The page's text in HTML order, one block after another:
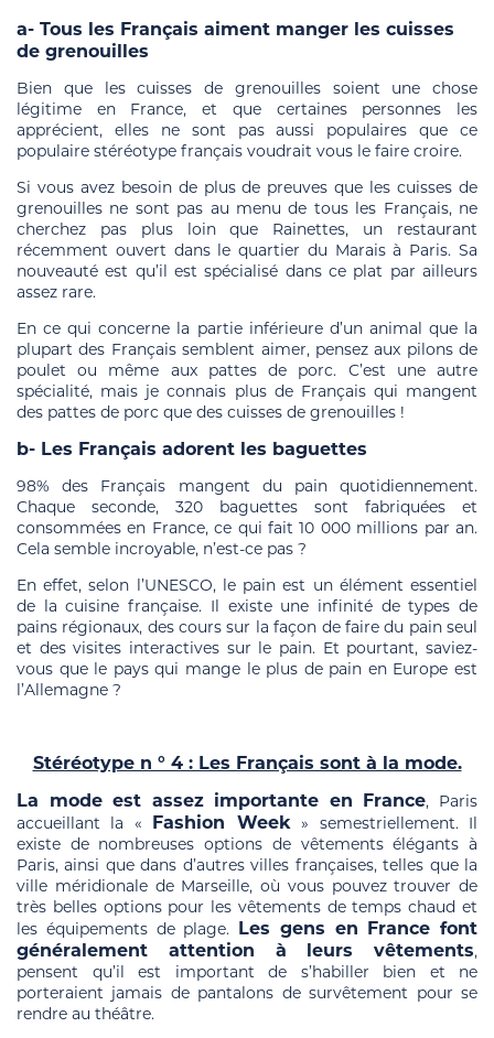
a- Tous les Français aiment manger les cuisses
de grenouilles
Bien que les cuisses de grenouilles soient une chose
légitime en France, et que certaines personnes les
apprécient, elles ne sont pas aussi populaires que ce
populaire stéréotype français voudrait vous le faire croire.
Si vous avez besoin de plus de preuves que les cuisses de
grenouilles ne sont pas au menu de tous les Français, ne
cherchez pas plus loin que Rainettes, un restaurant
récemment ouvert dans le quartier du Marais à Paris. Sa
nouveauté est qu’il est spécialisé dans ce plat par ailleurs
assez rare.
En ce qui concerne la partie inférieure d’un animal que la
plupart des Français semblent aimer, pensez aux pilons de
poulet ou même aux pattes de porc. C’est une autre
spécialité, mais je connais plus de Français qui mangent
des pattes de porc que des cuisses de grenouilles !
b- Les Français adorent les baguettes
98% des Français mangent du pain quotidiennement.
Chaque seconde, 320 baguettes sont fabriquées et
consommées en France, ce qui fait 10 000 millions par an.
Cela semble incroyable, n’est-ce pas ?
En effet, selon l’UNESCO, le pain est un élément essentiel
de la cuisine française. Il existe une infinité de types de
pains régionaux, des cours sur la façon de faire du pain seul
et des visites interactives sur le pain. Et pourtant, saviez-
vous que le pays qui mange le plus de pain en Europe est
l’Allemagne ?
Stéréotype n ° 4 : Les Français sont à la mode.
La mode est assez importante en France, Paris
accueillant la « Fashion Week» semestriellement. Il
existe de nombreuses options de vêtements élégants à
Paris, ainsi que dans d’autres villes françaises, telles que la
ville méridionale de Marseille, où vous pouvez trouver de
très belles options pour les vêtements de temps chaud et
les équipements de plage. Les gens en France font
généralement attention à leurs vêtements,
pensent qu’il est important de s’habiller bien et ne
porteraient jamais de pantalons de survêtement pour se
rendre au théâtre.